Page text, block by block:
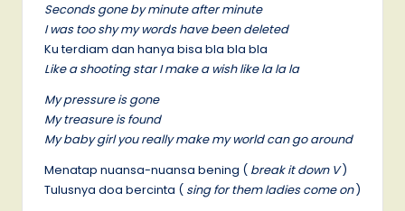
Seconds gone by minute after minute
I was too shy my words have been deleted
Ku terdiam dan hanya bisa bla bla bla
Like a shooting star I make a wish like la la la
My pressure is gone
My treasure is found
My baby girl you really make my world can go around
Menatap nuansa-nuansa bening ( break it down V)
Tulusnya doa bercinta ( sing for them ladies come on)